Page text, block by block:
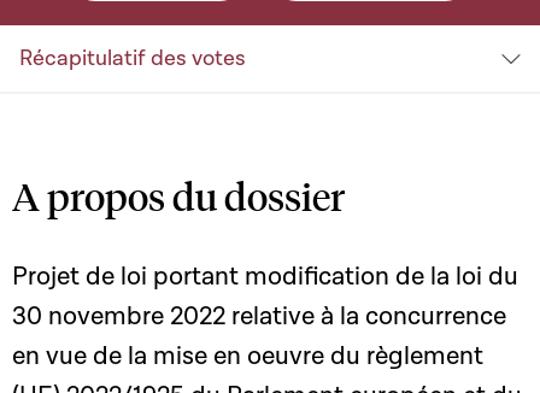
Récapitulatif des votes
A propos du dossier
Projet de loi portant modification de la loi du
30 novembre 2022 relative à la concurrence
en vue de la mise en oeuvre du règlement